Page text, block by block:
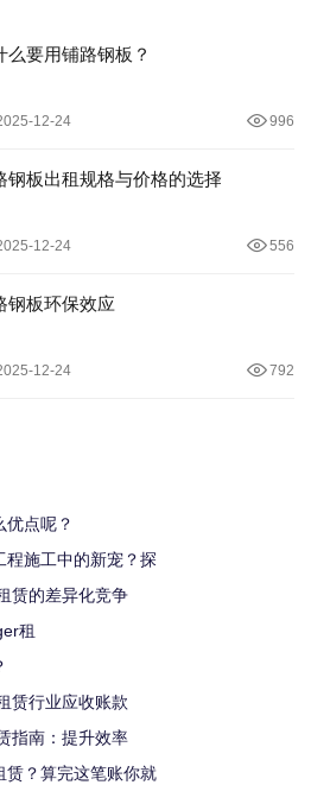
么要用铺路钢板？
12-24 996
钢板出租规格与价格的选择
12-24 556
钢板环保效应
12-24 792
优点呢？
程施工中的新宠？探
赁的差异化竞争
租
赁行业应收账款
指南：提升效率
赁？算完这笔账你就